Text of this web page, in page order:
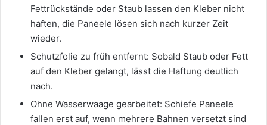
Fettrückstände oder Staub lassen den Kleber nicht
haften, die Paneele lösen sich nach kurzer Zeit
wieder.
Schutzfolie zu früh entfernt: Sobald Staub oder Fett
auf den Kleber gelangt, lässt die Haftung deutlich
nach.
Ohne Wasserwaage gearbeitet: Schiefe Paneele
fallen erst auf, wenn mehrere Bahnen versetzt sind